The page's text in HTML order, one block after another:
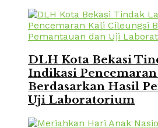
DLH Kota Bekasi
Indikasi
Berdasarkan Hasil
Uji Laboratorium